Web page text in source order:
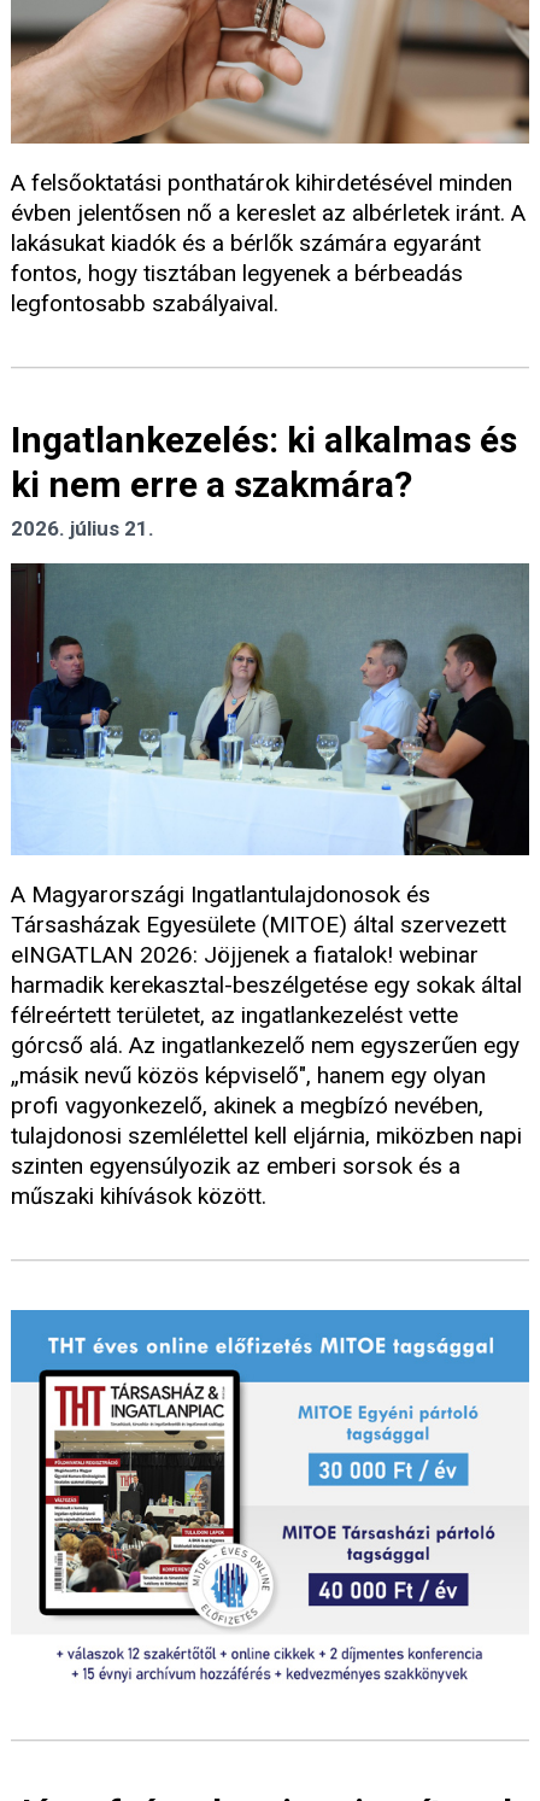
A felsőoktatási ponthatárok kihirdetésével minden
évben jelentősen nő a kereslet az albérletek iránt. A
lakásukat kiadók és a bérlők számára egyaránt
fontos, hogy tisztában legyenek a bérbeadás
legfontosabb szabályaival.
Ingatlankezelés: ki alkalmas és
ki nem erre a szakmára?
2026. július 21.
A Magyarországi Ingatlantulajdonosok és
Társasházak Egyesülete (MITOE) által szervezett
eINGATLAN 2026: Jöjjenek a fiatalok! webinar
harmadik kerekasztal-beszélgetése egy sokak által
félreértett területet, az ingatlankezelést vette
górcső alá. Az ingatlankezelő nem egyszerűen egy
„másik nevű közös képviselő", hanem egy olyan
profi vagyonkezelő, akinek a megbízó nevében,
tulajdonosi szemlélettel kell eljárnia, miközben napi
szinten egyensúlyozik az emberi sorsok és a
műszaki kihívások között.